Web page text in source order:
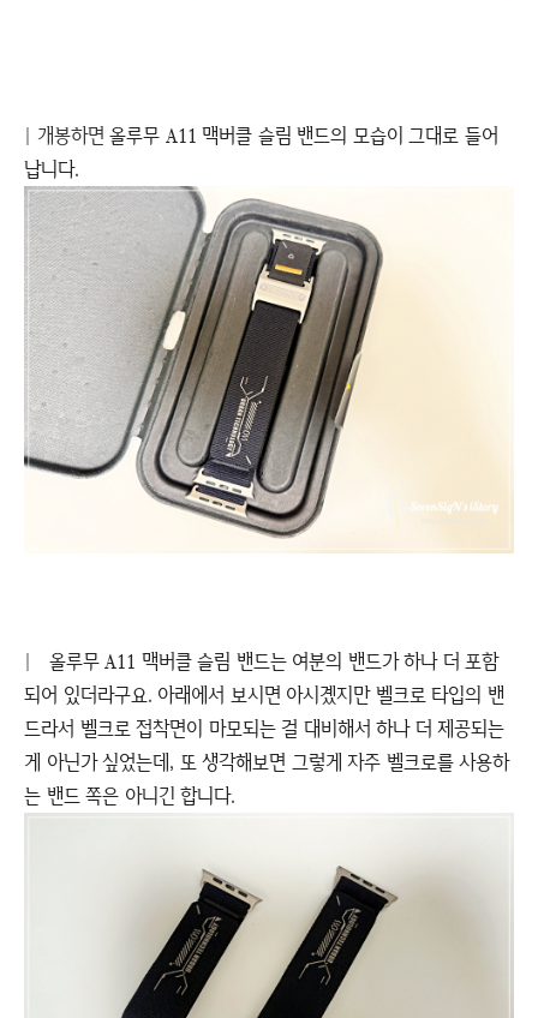
| 개봉하면 올루무 A11 맥버클 슬림 밴드의 모습이 그대로 들어
납니다.
올루무 A11 맥버클 슬림 밴드는 여분의 밴드가 하나 더 포함
되어 있더라구요. 아래에서 보시면 아시곘지만 벨크로 타입의 밴
드라서 벨크로 접착면이 마모되는 걸 대비해서 하나 더 제공되는
게 아닌가 싶었는데, 또 생각해보면 그렇게 자주 벨크로를 사용하
는 밴드 쪽은 아니긴 합니다.